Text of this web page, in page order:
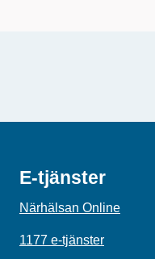
E-tjänster
Närhälsan Online
1177 e-tjänster